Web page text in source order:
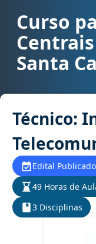
Curso para concurso
Curso
Santa
Técnico:
Edital Publicado
49 Horas de
3 Disciplinas